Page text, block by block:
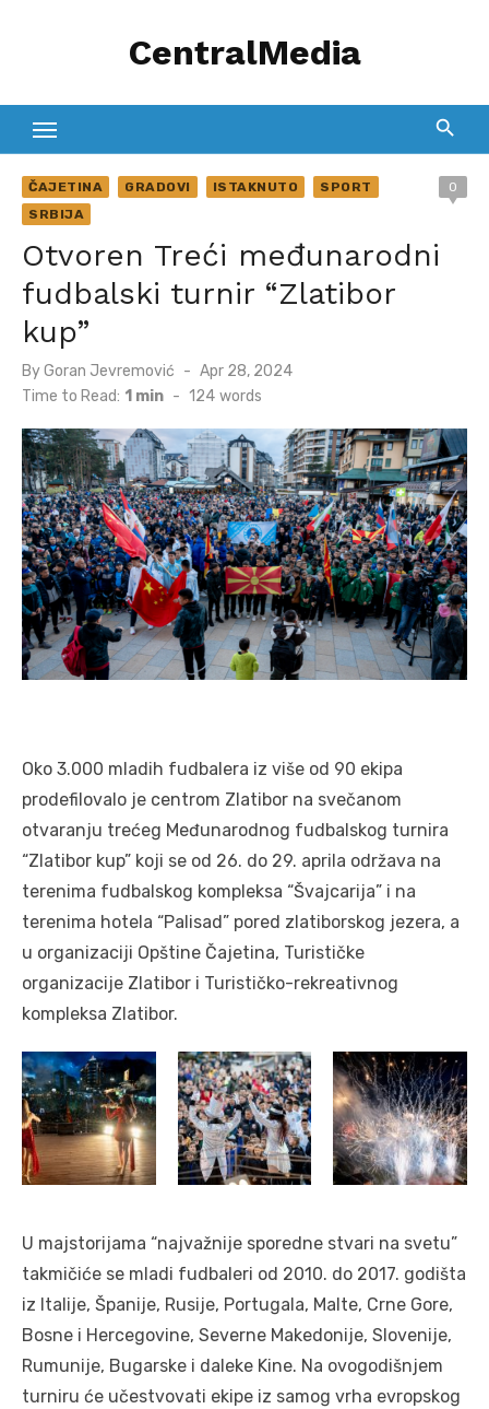
CentralMedia
ČAJETINA GRADOVI ISTAKNUTO
SPORT
SRBIJA
0
Otvoren Treći međunarodni
fudbalski turnir “Zlatibor
kup”
ByGoran Jevremović
Posted
on
Apr 28, 2024
Time to Read: 1 min - 124 words
Oko 3.000 mladih fudbalera iz više od 90 ekipa
prodefilovalo je centrom Zlatibor na svečanom
otvaranju trećeg Međunarodnog fudbalskog turnira
“Zlatibor kup” koji se od 26. do 29. aprila održava na
terenima fudbalskog kompleksa “Švajcarija” i na
terenima hotela “Palisad” pored zlatiborskog jezera, a
u organizaciji Opštine Čajetina, Turističke
organizacije Zlatibor i Turističko-rekreativnog
kompleksa Zlatibor.
U majstorijama “najvažnije sporedne stvari na svetu”
takmičiće se mladi fudbaleri od 2010. do 2017. godišta
iz Italije, Španije, Rusije, Portugala, Malte, Crne Gore,
Bosne i Hercegovine, Severne Makedonije, Slovenije,
Rumunije, Bugarske i daleke Kine. Na ovogodišnjem
turniru će učestvovati ekipe iz samog vrha evropskog